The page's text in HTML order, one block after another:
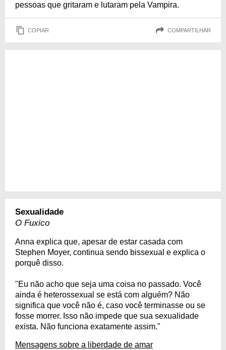
pessoas que gritaram e lutaram pela Vampira.
COPIAR COMPARTILHAR
Sexualidade
O Fuxico
Anna explica que, apesar de estar casada com
Stephen Moyer, continua sendo bissexual e explica o
porquê disso.
"Eu não acho que seja uma coisa no passado. Você
ainda é heterossexual se está com alguém? Não
significa que você não é, caso você terminasse ou se
fosse morrer. Isso não impede que sua sexualidade
exista. Não funciona exatamente assim."
Mensagens sobre a liberdade de amar